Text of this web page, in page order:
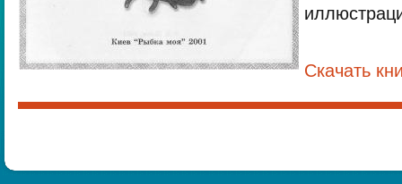
Скачать